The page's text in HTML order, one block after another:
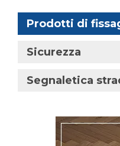
Prodotti di
Sicurezza
Segnaletica